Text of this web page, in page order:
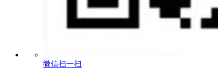
微信扫一扫